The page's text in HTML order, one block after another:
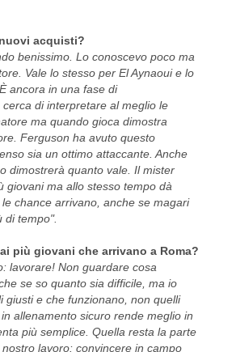
acquisti?
benissimo. Lo conoscevo poco ma
Vale lo stesso per El Aynaoui e lo
ancora in una fase di
di interpretare al meglio le
ma quando gioca dimostra
Ferguson ha avuto questo
sia un ottimo attaccante. Anche
dimostrerà quanto vale. Il mister
giovani ma allo stesso tempo dà
chance arrivano, anche se magari
di tempo".
più giovani che arrivano a Roma?
lavorare! Non guardare cosa
se so quanto sia difficile, ma io
giusti e che funzionano, non quelli
allenamento sicuro rende meglio in
più semplice. Quella resta la parte
lavoro: convincere in campo